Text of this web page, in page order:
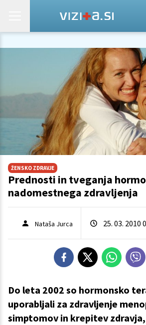
ŽENSKO ZDRAVJE
Prednosti in tveganja
nadomestnega zdravljenja
Nataša Jurca 25. 03. 2010
Do leta 2002 so hormonsko
uporabljali za zdravljenje
simptomov in krepitev